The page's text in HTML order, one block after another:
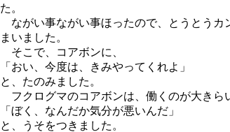
た。
ながい事ながい事ほったので、とうとうカ
まいました。
そこで、コアボンに、
「おい、今度は、きみやってくれよ」
と、たのみました。
フクログマのコアボンは、働くのが大きら
「ぼく、なんだか気分が悪いんだ」
と、うそをつきました。